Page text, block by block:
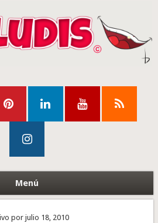
Menú
por julio 18, 2010